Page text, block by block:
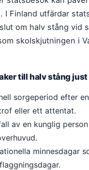
I Finland utfärdar
om halv stång vid
skolskjutningen i
till halv stång just
sorgeperiod efter en
eller ett attentat.
av en kunglig
minnesdagar